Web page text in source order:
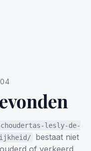
lesly-de-
bestaat niet
of verkeerd